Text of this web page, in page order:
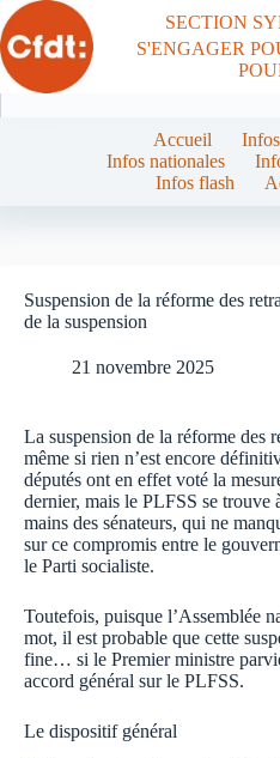
Passer
au
contenu
SECTION
S'ENGAGER
Accueil
Infos nationales
Infos flash
Suspension de la réforme des
de la suspension
21 novembre 2025
La suspension de la réforme des
même si rien n’est encore
députés ont en effet voté la
dernier, mais le PLFSS se trouve
mains des sénateurs, qui ne
sur ce compromis entre le
le Parti socialiste.
Toutefois, puisque l’Assemblée
mot, il est probable que cette
fine… si le Premier ministre
accord général sur le PLFSS.
Le dispositif général